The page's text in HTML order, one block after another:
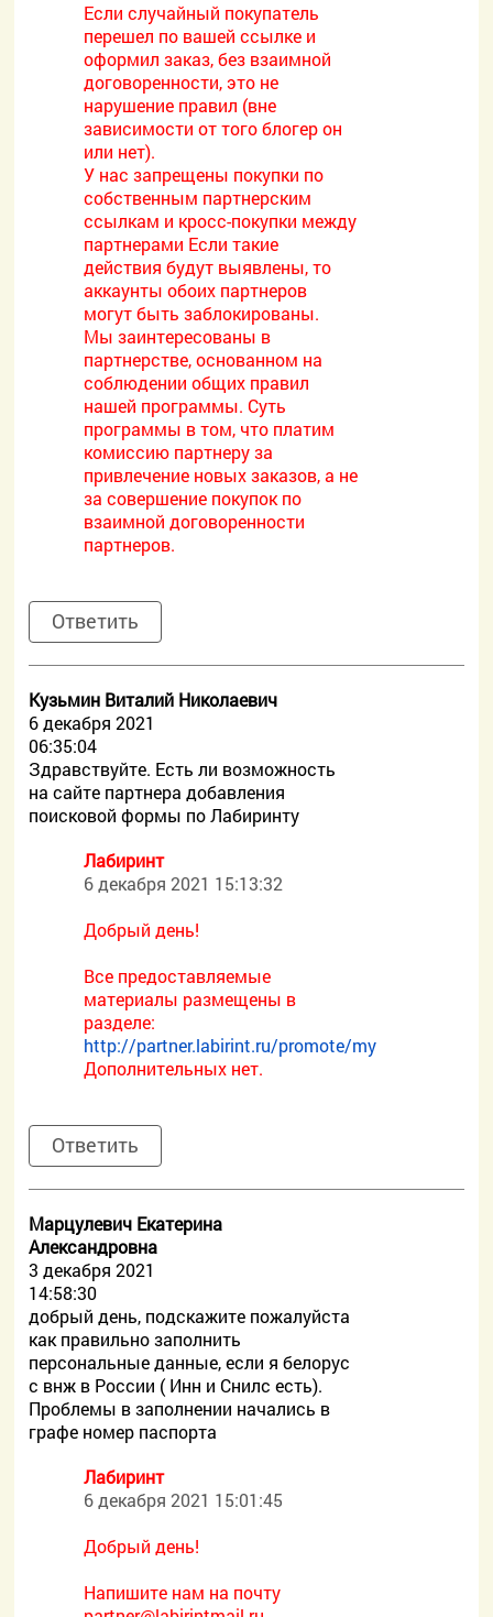
Если случайный покупатель
перешел по вашей ссылке и
оформил заказ, без взаимной
договоренности, это не
нарушение правил (вне
зависимости от того блогер он
или нет).
У нас запрещены покупки по
собственным партнерским
ссылкам и кросс-покупки между
партнерами Если такие
действия будут выявлены, то
аккаунты обоих партнеров
могут быть заблокированы.
Мы заинтересованы в
партнерстве, основанном на
соблюдении общих правил
нашей программы. Суть
программы в том, что платим
комиссию партнеру за
привлечение новых заказов, а не
за совершение покупок по
взаимной договоренности
партнеров.
Ответить
Кузьмин Виталий Николаевич
6 декабря 2021
06:35:04
Здравствуйте. Есть ли возможность
на сайте партнера добавления
поисковой формы по Лабиринту
Лабиринт
6 декабря 2021 15:13:32
Добрый день!
Все предоставляемые
материалы размещены в
разделе:
http://partner.labirint.ru/promote/my
Дополнительных нет.
Ответить
Марцулевич Екатерина
Александровна
3 декабря 2021
14:58:30
добрый день, подскажите пожалуйста
как правильно заполнить
персональные данные, если я белорус
с внж в России ( Инн и Снилс есть).
Проблемы в заполнении начались в
графе номер паспорта
Лабиринт
6 декабря 2021 15:01:45
Добрый день!
Напишите нам на почту